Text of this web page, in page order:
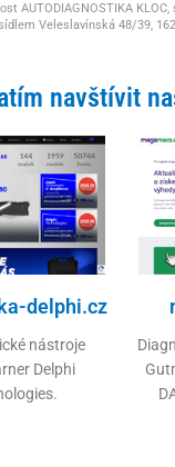
AUTODIAGNOSTIKA
Veleslavínská 48/39,
navštívit
delphi.cz
nástroje
Delphi